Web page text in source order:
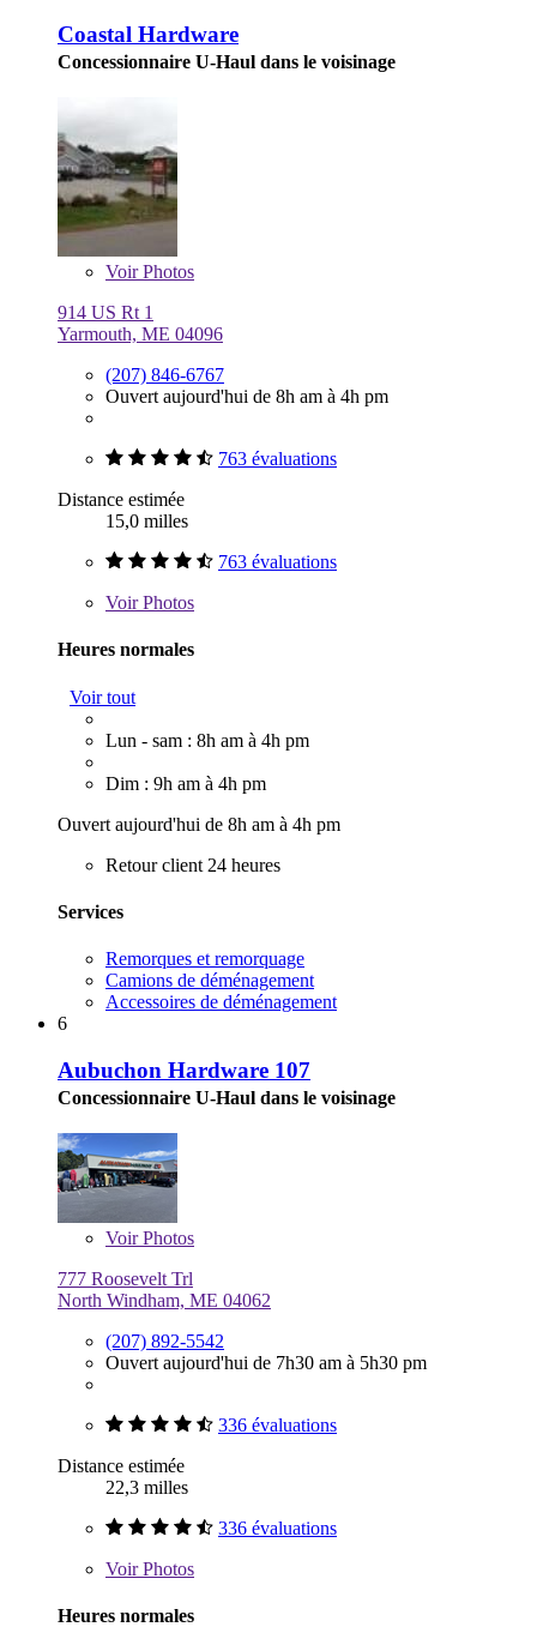
Coastal Hardware
Concessionnaire U-Haul dans le voisinage
VoirPhotos
914 US Rt 1
Yarmouth, ME 04096
(207) 846-6767
Ouvert aujourd'hui de 8h am à 4h pm
763 évaluations
Distance estimée
15,0 milles
763 évaluations
VoirPhotos
Heures normales
Voir tout
Lun - sam : 8h am à 4h pm
Dim : 9h am à 4h pm
Ouvert aujourd'hui de 8h am à 4h pm
Retour client 24 heures
Services
Remorques et remorquage
Camions de déménagement
Accessoires de déménagement
6
Aubuchon Hardware 107
Concessionnaire U-Haul dans le voisinage
VoirPhotos
777 Roosevelt Trl
North Windham, ME 04062
(207) 892-5542
Ouvert aujourd'hui de 7h30 am à 5h30 pm
336 évaluations
Distance estimée
22,3 milles
336 évaluations
VoirPhotos
Heures normales